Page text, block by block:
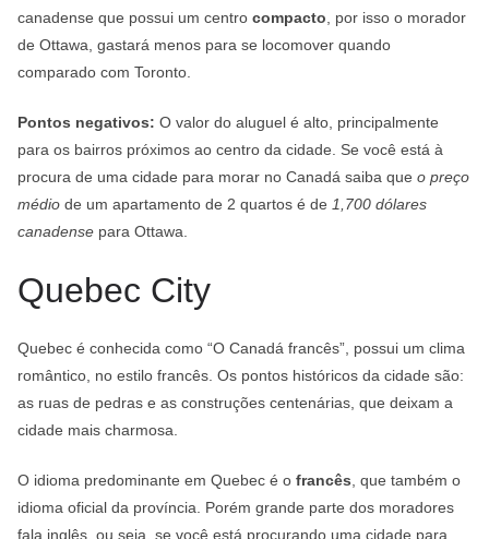
canadense que possui um centro compacto , por isso o morador
de Ottawa, gastará menos para se locomover quando
comparado com Toronto.
Pontos negativos: O valor do aluguel é alto, principalmente
para os bairros próximos ao centro da cidade. Se você está à
procura de uma cidade para morar no Canadá saiba que o preço
médio de um apartamento de 2 quartos é de 1,700 dólares
canadense para Ottawa.
Quebec City
Quebec é conhecida como “O Canadá francês”, possui um clima
romântico, no estilo francês. Os pontos históricos da cidade são:
as ruas de pedras e as construções centenárias, que deixam a
cidade mais charmosa.
O idioma predominante em Quebec é o francês , que também o
idioma oficial da província. Porém grande parte dos moradores
fala inglês, ou seja, se você está procurando uma cidade para